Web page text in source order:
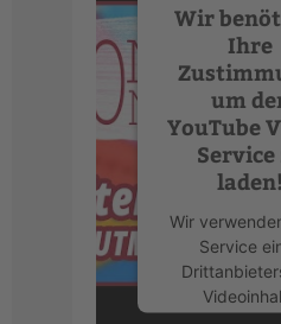
Wir
Ihre
um
YouTube
Service
laden!
Wir
Service